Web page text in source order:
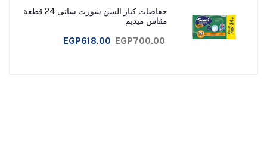
حفاضات كبار السن شورت سانى 24 قطعة
مقاس ميديم
EGP618.00 EGP700.00